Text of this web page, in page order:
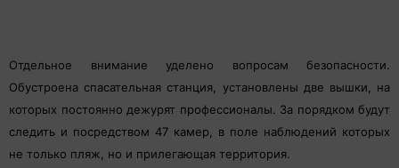
Отдельное внимание уделено вопросам безопасности.
Обустроена спасательная станция, установлены две вышки, на
которых постоянно дежурят профессионалы. За порядком будут
следить и посредством 47 камер, в поле наблюдений которых
не только пляж, но и прилегающая территория.